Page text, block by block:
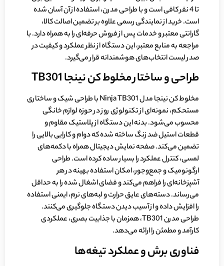
تا 4 نفر کافی است و با طراحی مدرن، استفاده از آن آسان شده
است. خرید از نمایندگی رسمی علاوه بر تضمین اصالت کالا،
گارانتی معتبر و خدمات پس از فروش حرفه‌ای را به همراه دارد. با
مراجعه به منابع معتبر، این دستگاه از نظر عملکرد و کیفیت در
صدر لیست انتخاب‌های هوشمندانه قرار می‌گیرد.
طراحی و ساختار مخلوط کن نینجا
مخلوط کن نینجا مدل Ninja TB301 با طراحی شیک و ساختاری
مستحکم، نمونه‌ای از تکنولوژی روز در حوزه لوازم خانگی
محسوب می‌شود. بدنه این دستگاه از پلاستیک مقاوم و
قطعات استیل ضد زنگ ساخته شده که دوام و کارایی بالایی را
تضمین می‌کند. صفحه نمایش دیجیتال همراه با دکمه‌های
لمسی، کنترل عملکرد را بسیار ساده کرده است. طراحی
ارگونومیک و جمع‌وجور، امکان استفاده بهینه در هر
آشپزخانه‌ای را فراهم می‌کند و فضای اشغال شده را به حداقل
می‌رساند. دسته‌های عایق حرارت و لبه‌های نرم، ایمنی استفاده
را افزایش داده و از آسیب دیدن دستگاه جلوگیری می‌کنند.
طراحی مدرن TB301، همزمان با جذابیت بصری، عملکردی
کارآمد و مطمئن را ارائه می‌دهد.
فناوری برش و عملکرد تیغه‌ها